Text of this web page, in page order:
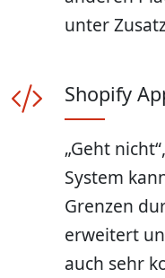
unter
Shopify
„Geht
System
Grenzen
erweitert
auch sehr